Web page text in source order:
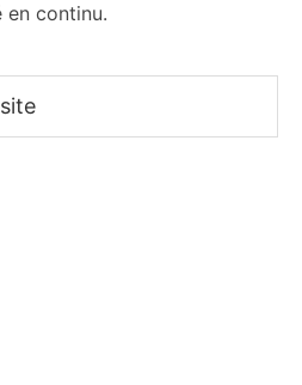
en continu.